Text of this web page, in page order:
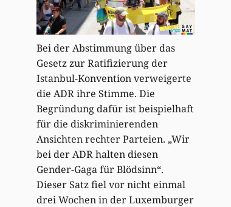
Bei der Abstimmung über das
Gesetz zur Ratifizierung der
Istanbul-Konvention verweigerte
die ADR ihre Stimme. Die
Begründung dafür ist beispielhaft
für die diskriminierenden
Ansichten rechter Parteien. „Wir
bei der ADR halten diesen
Gender-Gaga für Blödsinn“.
Dieser Satz fiel vor nicht einmal
drei Wochen in der Luxemburger